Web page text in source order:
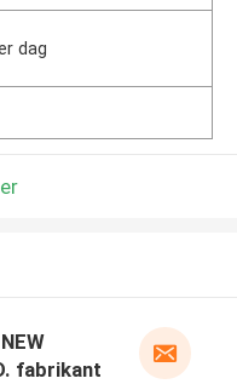
dag
fabrikant